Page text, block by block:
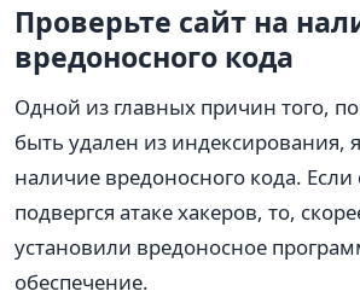
Проверьте сайт на
вредоносного кода
Одной из главных причин того,
быть удален из индексирования,
наличие вредоносного кода. Если
подвергся атаке хакеров, то,
установили вредоносное
обеспечение.